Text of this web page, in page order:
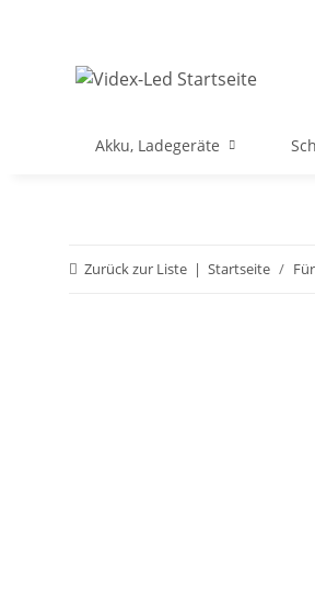
Akku, Ladegeräte
Zurück zur Liste Startseite